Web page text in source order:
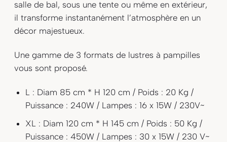
salle de bal, sous une tente ou même en extérieur,
il transforme instantanément l’atmosphère en un
décor majestueux.
Une gamme de 3 formats de lustres à pampilles
vous sont proposé.
L : Diam 85 cm * H 120 cm / Poids : 20 Kg /
Puissance : 240W / Lampes : 16 x 15W / 230V~
XL : Diam 120 cm * H 145 cm / Poids : 50 Kg /
Puissance : 450W / Lampes : 30 x 15W / 230 V~